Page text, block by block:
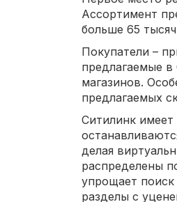
Ассортимент
больше 65
Покупатели –
предлагаемые
магазинов.
предлагаемых
Ситилинк
делая
распределены
упрощает
разделы с